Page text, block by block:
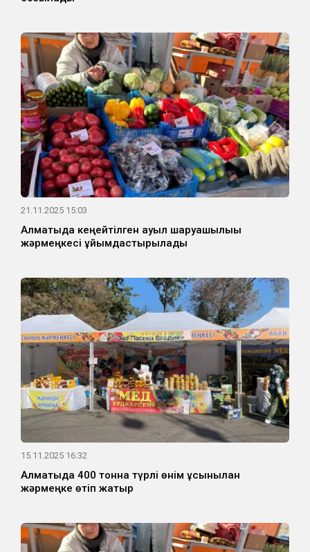
21.11.2025 15:03
Алматыда кеңейтілген ауыл шаруашылығы
жәрмеңкесі ұйымдастырылады
15.11.2025 16:32
Алматыда 400 тонна түрлі өнім ұсынылған
жәрмеңке өтіп жатыр